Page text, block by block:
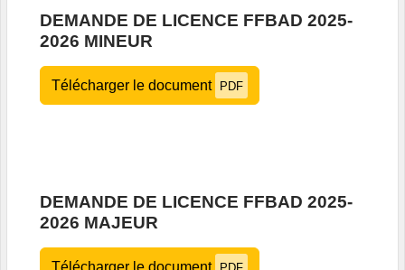
DEMANDE DE LICENCE FFBAD 2025-
2026 MINEUR
Télécharger le document PDF
DEMANDE DE LICENCE FFBAD 2025-
2026 MAJEUR
Télécharger le document